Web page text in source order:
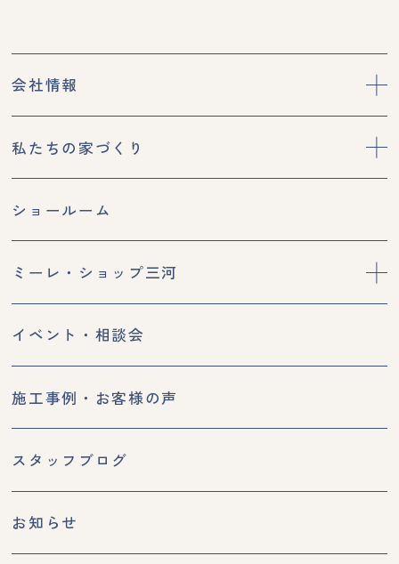
会社情報
私たちの家づくり
ショールーム
ミーレ・ショップ三河
イベント・相談会
施工事例・お客様の声
スタッフブログ
お知らせ